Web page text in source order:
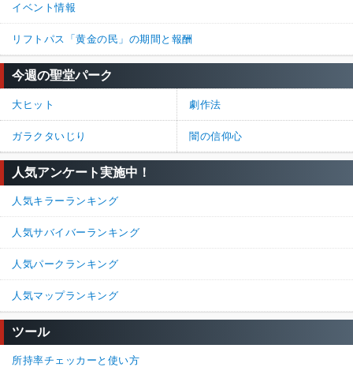
イベント情報
リフトパス「黄金の民」の期間と報酬
今週の聖堂パーク
大ヒット 劇作法
ガラクタいじり 闇の信仰心
人気アンケート実施中！
人気キラーランキング
人気サバイバーランキング
人気パークランキング
人気マップランキング
ツール
所持率チェッカーと使い方